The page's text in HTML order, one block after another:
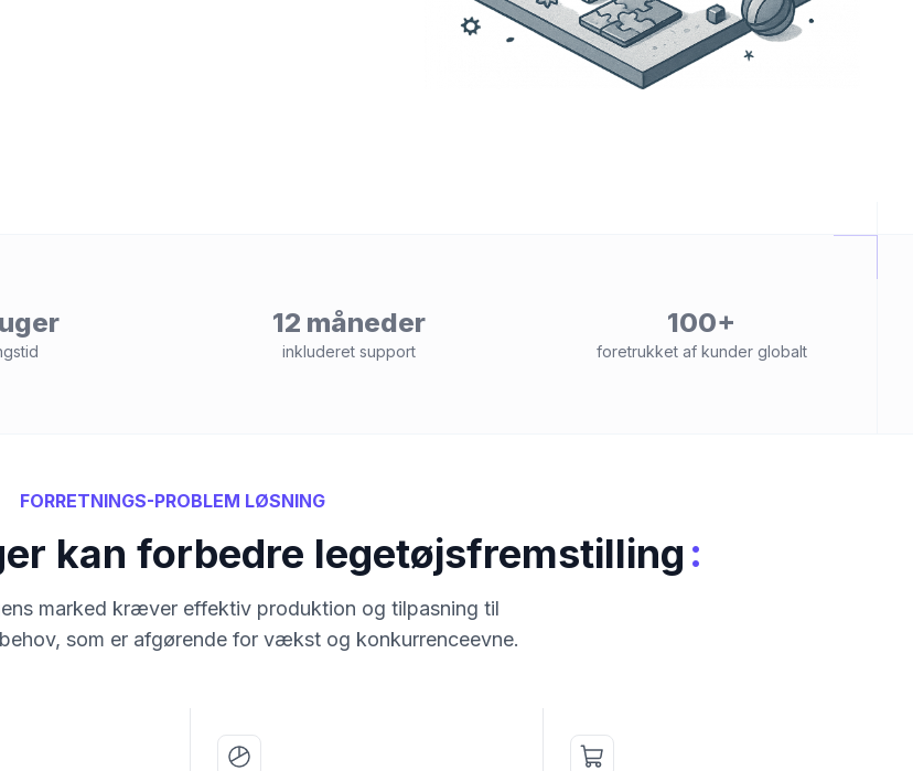
12 måneder
inkluderet support
100+
foretrukket af kunder globalt
FORRETNINGS-PROBLEM LØSNING
kan forbedre legetøjsfremstilling :
marked kræver effektiv produktion og tilpasning til
som er afgørende for vækst og konkurrenceevne.